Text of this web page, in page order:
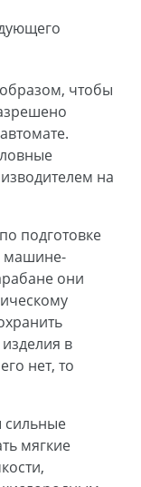
чтобы
на
подготовке
машине-
они
в
нет, то
сильные
мягкие